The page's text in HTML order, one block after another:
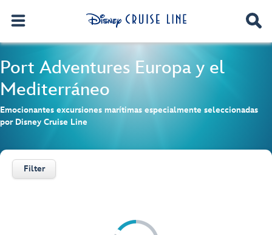
Port Adventures Europa y el
Mediterráneo
Emocionantes excursiones marítimas especialmente seleccionadas
por Disney Cruise Line
Filter